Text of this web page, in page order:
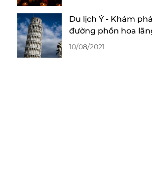
Du lịch Ý - Khám
đường phồn hoa
10/08/2021